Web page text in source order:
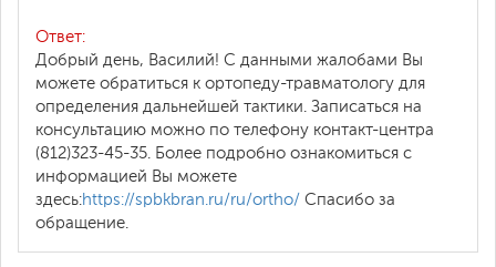
Ответ:
Добрый день, Василий! С данными жалобами Вы
можете обратиться к ортопеду-травматологу для
определения дальнейшей тактики. Записаться на
консультацию можно по телефону контакт-центра
(812)323-45-35. Более подробно ознакомиться с
информацией Вы можете
здесь:https://spbkbran.ru/ru/ortho/ Спасибо за
обращение.